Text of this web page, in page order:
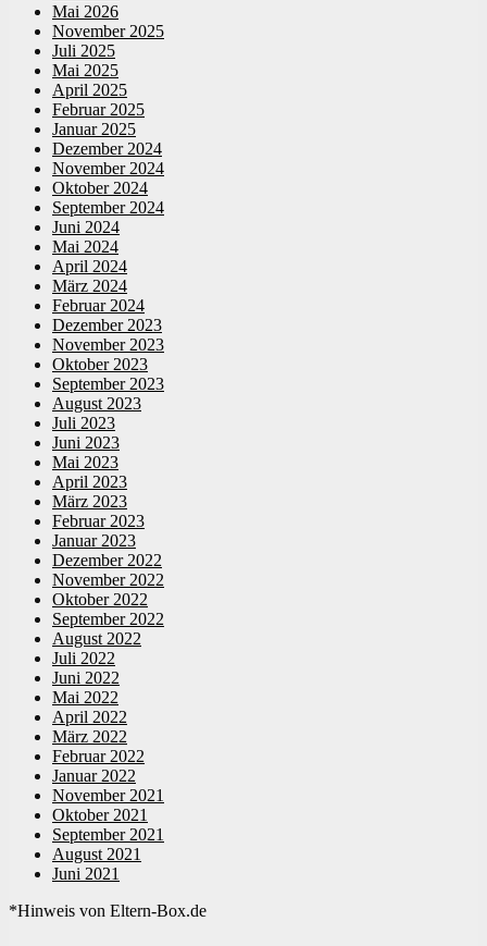
Mai 2026
November 2025
Juli 2025
Mai 2025
April 2025
Februar 2025
Januar 2025
Dezember 2024
November 2024
Oktober 2024
September 2024
Juni 2024
Mai 2024
April 2024
März 2024
Februar 2024
Dezember 2023
November 2023
Oktober 2023
September 2023
August 2023
Juli 2023
Juni 2023
Mai 2023
April 2023
März 2023
Februar 2023
Januar 2023
Dezember 2022
November 2022
Oktober 2022
September 2022
August 2022
Juli 2022
Juni 2022
Mai 2022
April 2022
März 2022
Februar 2022
Januar 2022
November 2021
Oktober 2021
September 2021
August 2021
Juni 2021
*Hinweis von Eltern-Box.de